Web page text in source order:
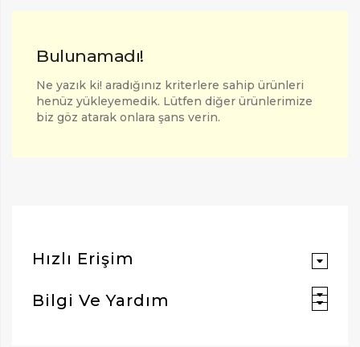
Bulunamadı!
Ne yazık ki! aradığınız kriterlere sahip ürünleri
henüz yükleyemedik. Lütfen diğer ürünlerimize
biz göz atarak onlara şans verin.
Hızlı Erişim
Bilgi Ve Yardım